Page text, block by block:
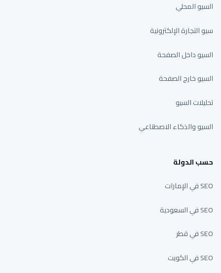
السيو المحلي
سيو التجارة الإلكترونية
السيو داخل الصفحة
السيو خارج الصفحة
تحليلات السيو
السيو والذكاء الاصطناعي
حسب الدولة
SEO في الإمارات
SEO في السعودية
SEO في قطر
SEO في الكويت